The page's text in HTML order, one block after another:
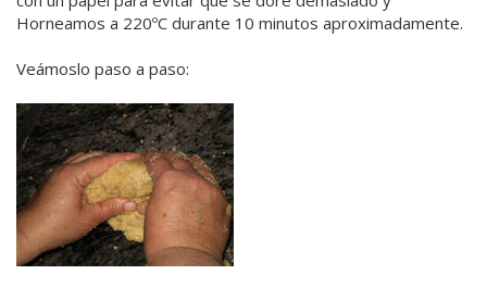
Horneamos a 220ºC durante 10 minutos aproximadamente.
Veámoslo paso a paso: